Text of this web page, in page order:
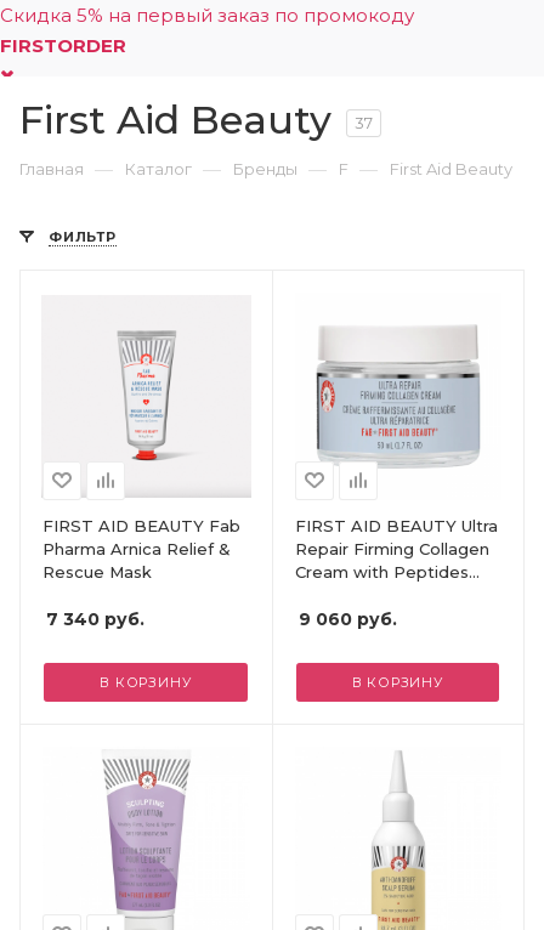
Скидка 5% на первый заказ по промокоду
FIRSTORDER
First Aid Beauty 37
Главная — Каталог — Бренды — F — First Aid Beauty
ФИЛЬТР
FIRST AID BEAUTY Fab
Pharma Arnica Relief &
Rescue Mask
7 340 руб.
В КОРЗИНУ
FIRST AID BEAUTY Ultra
Repair Firming Collagen
Cream with Peptides
9 060руб.
В КОРЗИНУ